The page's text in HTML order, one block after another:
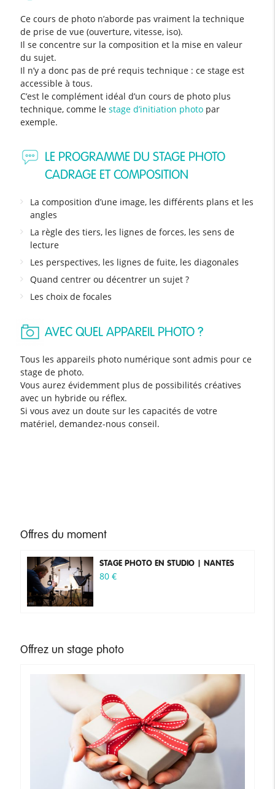
Ce cours de photo n’aborde pas vraiment la technique
de prise de vue (ouverture, vitesse, iso).
Il se concentre sur la composition et la mise en valeur
du sujet.
Il n’y a donc pas de pré requis technique : ce stage est
accessible à tous.
C’est le complément idéal d’un cours de photo plus
technique, comme le stage d’initiation photopar
exemple.
LE PROGRAMME DU STAGE PHOTO
CADRAGE ET COMPOSITION
La composition d’une image, les différents plans et les
angles
La règle des tiers, les lignes de forces, les sens de
lecture
Les perspectives, les lignes de fuite, les diagonales
Quand centrer ou décentrer un sujet ?
Les choix de focales
AVEC QUEL APPAREIL PHOTO ?
Tous les appareils photo numérique sont admis pour ce
stage de photo.
Vous aurez évidemment plus de possibilités créatives
avec un hybride ou réflex.
Si vous avez un doute sur les capacités de votre
matériel, demandez-nous conseil.
Offres du moment
STAGE PHOTO EN STUDIO | NANTES
80 €
Offrez un stage photo